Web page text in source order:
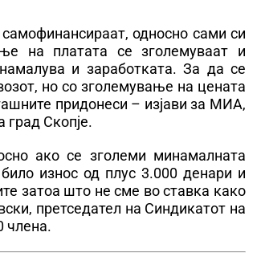
односно сами си
на платата се зголемуваат и
и заработката. За да се
но со зголемување на цената
придонеси – изјави за МИА,
град Скопје.
ако се зголеми минамалната
износ од плус 3.000 денари и
затоа што не сме во ставка како
претседател на Синдикатот на
члена.